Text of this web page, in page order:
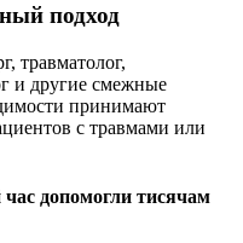
подход
травматолог,
и другие смежные
принимают
с травмами или
допомогли тисячам